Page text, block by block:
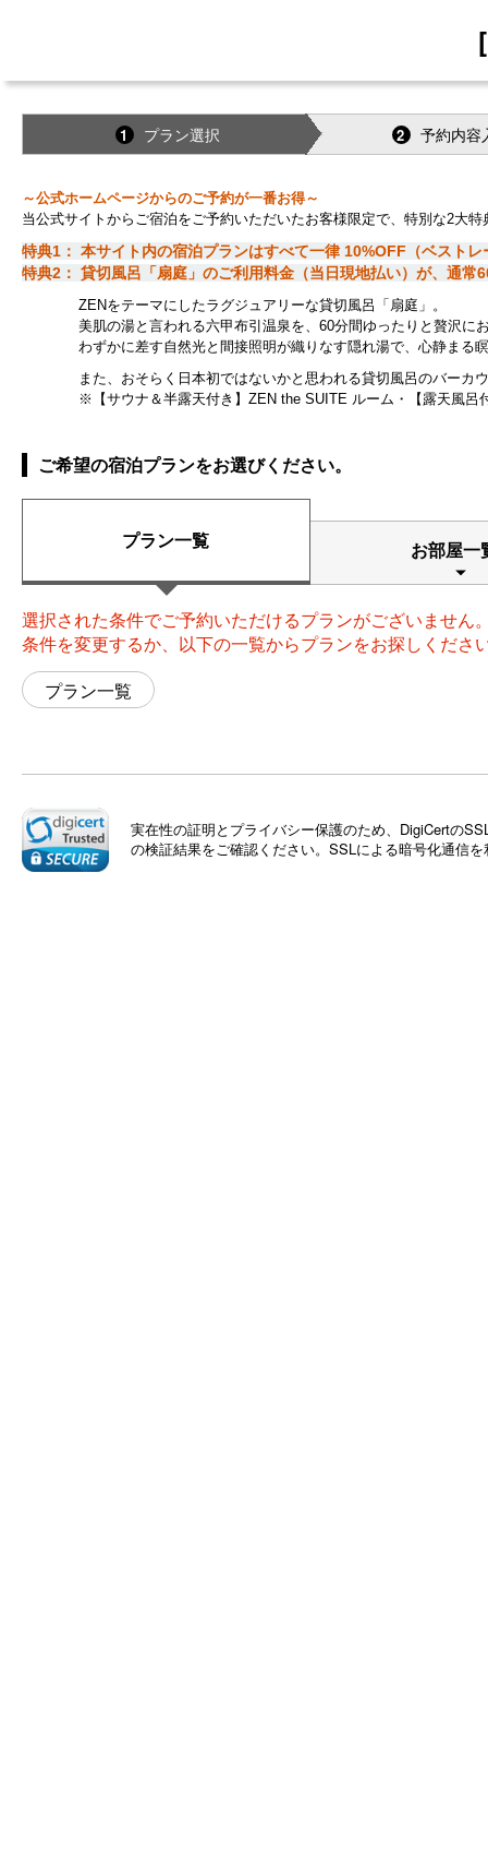
1 プラン選択 2 予約内容
～公式ホームページからのご予約が一番お得～
当公式サイトからご宿泊をご予約いただいたお客様限定で、特別な2大
特典1： 本サイト内の宿泊プランはすべて一律 10%OFF（ベストレ
特典2： 貸切風呂「扇庭」のご利用料金（当日現地払い）が、通
ZENをテーマにしたラグジュアリーな貸切風呂「扇庭」。
美肌の湯と言われる六甲布引温泉を、60分間ゆったりと贅沢にお
わずかに差す自然光と間接照明が織りなす隠れ湯で、心静まる瞑
また、おそらく日本初ではないかと思われる貸切風呂のバーカウ
※【サウナ＆半露天付き】ZEN the SUITE ルーム・【露天風呂付
ご希望の宿泊プランをお選びください。
プラン一覧 お部屋一
選択された条件でご予約いただけるプランがございません
条件を変更するか、以下の一覧からプランをお探しくださ
プラン一覧
実在性の証明とプライバシー保護のため、DigiCertの
の検証結果をご確認ください。SSLによる暗号化通信